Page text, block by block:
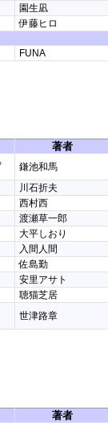
園生凪
伊藤ヒロ
FUNA
著者
鎌池和馬
川石折夫
西村西
渡瀬草一郎
大平しおり
入間人間
佐島勤
安里アサト
聴猫芝居
世津路章
著者